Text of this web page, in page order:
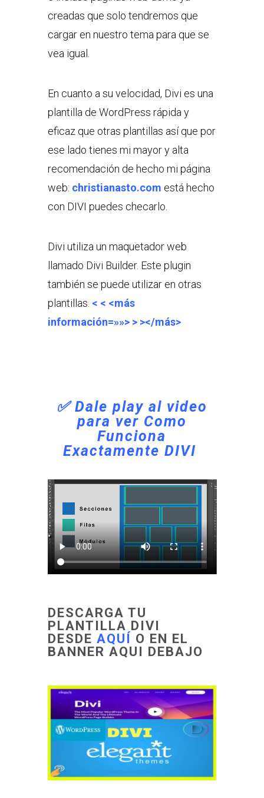
creadas que solo tendremos que
cargar en nuestro tema para que se
vea igual.
En cuanto a su velocidad, Divi es una
plantilla de WordPress rápida y
eficaz que otras plantillas así que por
ese lado tienes mi mayor y alta
recomendación de hecho mi página
web: christianasto.com está hecho
con DIVI puedes checarlo.
Divi utiliza un maquetador web
llamado Divi Builder. Este plugin
también se puede utilizar en otras
plantillas. < < <más
información=»»> > ></más>
✅ Dale play al video
para ver Como
Funciona
Exactamente DIVI
DESCARGA TU
PLANTILLA DIVI
DESDE AQUÍ O EN EL
BANNER AQUI DEBAJO